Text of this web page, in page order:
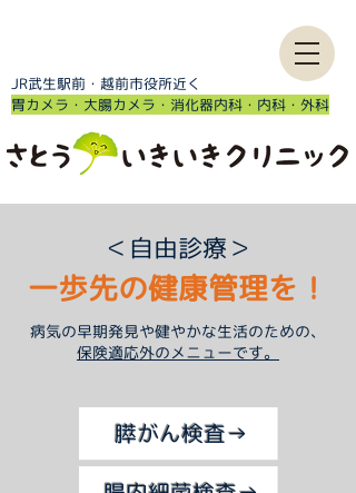
JR武生駅前・越前市役所近く
​胃カメラ・大腸カメラ・消化器内科・内科・外科
＜自由診療＞
一歩先の健康管理を！
​病気の早期発見や健やかな生活のための、
保険適応外のメニューです。
膵がん検査→